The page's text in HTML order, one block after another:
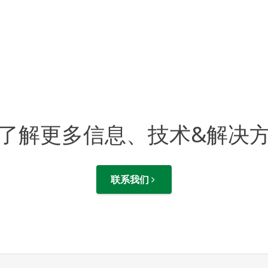
解更多信息、技术&解决
联系我们